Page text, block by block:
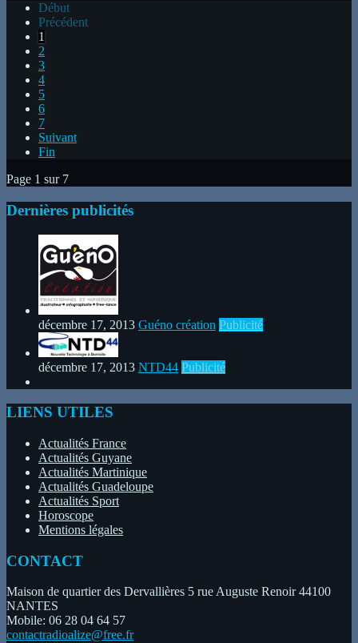
Début
Précédent
1
2
3
4
5
6
7
Suivant
Fin
Page 1 sur 7
Dernières publicités
décembre 17, 2013 Guéno création Publicité
décembre 17, 2013 NTD44 Publicité
LIENS UTILES
Actualités France
Actualités Guyane
Actualités Martinique
Actualités Guadeloupe
Actualités Sport
Horoscope
Mentions légales
CONTACT
Maison de quartier des Dervallières 5 rue Auguste Renoir 44100
NANTES
Mobile: 06 28 04 64 57
contactradioalize@free.fr